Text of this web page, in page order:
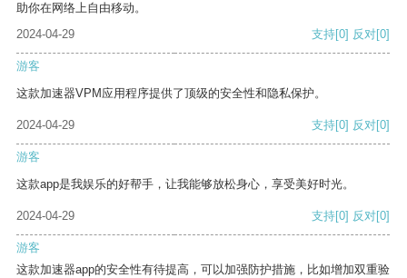
助你在网络上自由移动。
2024-04-29
支持[0] 反对[0]
游客
这款加速器VPM应用程序提供了顶级的安全性和隐私保护。
2024-04-29 支持[0] 反对[0]
游客
这款app是我娱乐的好帮手，让我能够放松身心，享受美好时光。
2024-04-29 支持[0] 反对[0]
游客
这款加速器app的安全性有待提高，可以加强防护措施，比如增加双重验